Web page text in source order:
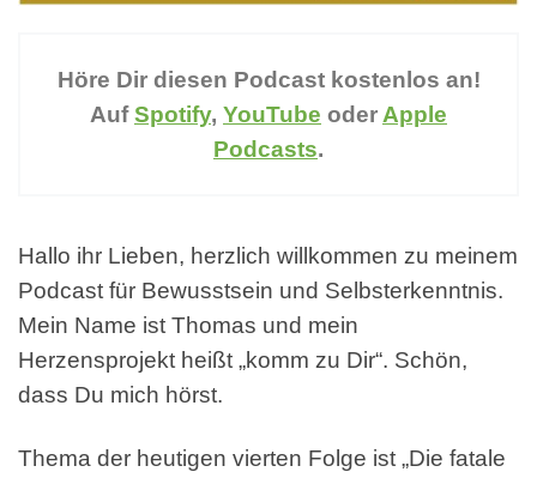
Höre Dir diesen Podcast kostenlos an!
AufSpotify, YouTube oder Apple
Podcasts.
Hallo ihr Lieben, herzlich willkommen zu meinem
Podcast für Bewusstsein und Selbsterkenntnis.
Mein Name ist Thomas und mein
Herzensprojekt heißt „komm zu Dir“. Schön,
dass Du mich hörst.
Thema der heutigen vierten Folge ist „Die fatale